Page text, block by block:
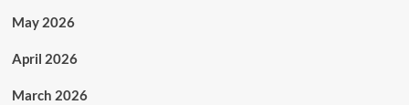
May 2026
April 2026
March 2026